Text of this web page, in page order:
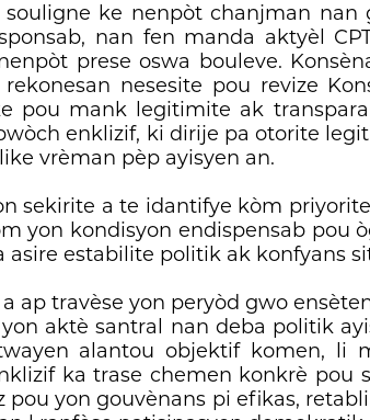
ke nenpòt chanjman nan
nan fen manda aktyèl
prese oswa bouleve.
rekonesan nesesite pou revize
pou mank legitimite ak
enklizif, ki dirije pa otorite
vrèman pèp ayisyen an.
sekirite a te idantifye kòm
yon kondisyon endispensab pou
asire estabilite politik ak konfyans
ap travèse yon peryòd gwo
aktè santral nan deba politik
alantou objektif komen, li
ka trase chemen konkrè pou
pou yon gouvènans pi efikas,